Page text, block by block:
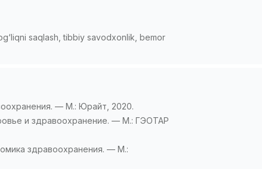
saqlash, tibbiy savodxonlik, bemor
— М.: Юрайт, 2020.
и здравоохранение. — М.: ГЭОТАР
здравоохранения. — М.: